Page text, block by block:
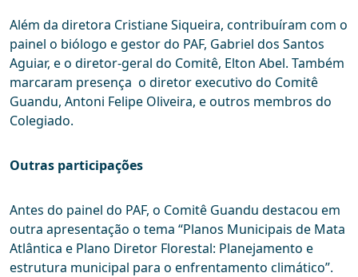
Além da diretora Cristiane Siqueira, contribuíram com o
painel o biólogo e gestor do PAF, Gabriel dos Santos
Aguiar, e o diretor-geral do Comitê, Elton Abel. Também
marcaram presença o diretor executivo do Comitê
Guandu, Antoni Felipe Oliveira, e outros membros do
Colegiado.
Outras participações
Antes do painel do PAF, o Comitê Guandu destacou em
outra apresentação o tema “Planos Municipais de Mata
Atlântica e Plano Diretor Florestal: Planejamento e
estrutura municipal para o enfrentamento climático”.